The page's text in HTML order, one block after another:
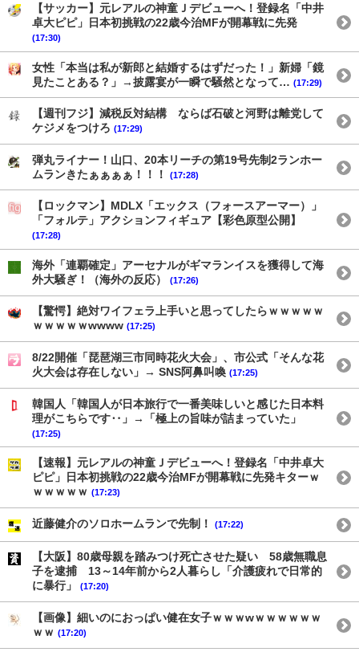
【サッカー】元レアルの神童Ｊデビューへ！登録名「中井
卓大ピピ」日本初挑戦の22歳今治MFが開幕戦に先発
(17:30)
女性「本当は私が新郎と結婚するはずだった！」新婦「鏡
見たことある？」→披露宴が一瞬で騒然となって… (17:29)
【週刊フジ】減税反対結構 ならば石破と河野は離党して
ケジメをつけろ (17:29)
弾丸ライナー！山口、20本リーチの第19号先制2ランホー
ムランきたぁぁぁぁ！！！
(17:28)
【ロックマン】MDLX「エックス（フォースアーマー）」
「フォルテ」アクションフィギュア【彩色原型公開】
(17:28)
海外「連覇確定」アーセナルがギマランイスを獲得して海
外大騒ぎ！（海外の反応）
(17:26)
【驚愕】絶対ワイフェラ上手いと思ってしたらｗｗｗｗｗ
ｗｗｗｗｗwwww (17:25)
8/22開催「琵琶湖三市同時花火大会」、市公式「そんな花
火大会は存在しない」→ SNS阿鼻叫喚 (17:25)
韓国人「韓国人が日本旅行で一番美味しいと感じた日本料
理がこちらです‥」→「極上の旨味が詰まっていた」
(17:25)
【速報】元レアルの神童Ｊデビューへ！登録名「中井卓大
ピピ」日本初挑戦の22歳今治MFが開幕戦に先発キターｗ
ｗｗｗｗｗ (17:23)
近藤健介のソロホームランで先制！ (17:22)
【大阪】80歳母親を踏みつけ死亡させた疑い 58歳無職息
子を逮捕 13～14年前から2人暮らし「介護疲れで日常的
に暴行」
(17:20)
【画像】細いのにおっぱい健在女子ｗｗｗwｗｗｗｗｗｗ
ｗｗ (17:20)